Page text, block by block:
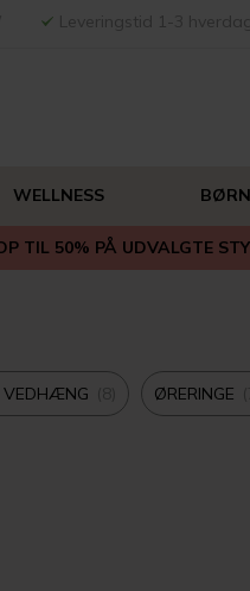
WELLNESS BØRN
TIL 50% PÅ UDVALGTE
ØRERINGE